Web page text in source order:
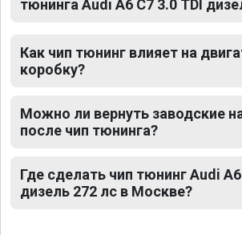
тюнинга Audi A6 C7 3.0 TDI
Как чип тюнинг влияет на
коробку?
Можно ли вернуть заводские
после чип тюнинга?
Где сделать чип тюнинг Audi A6
дизель 272 лс в Москве?